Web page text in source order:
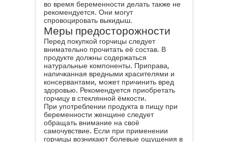
во время беременности делать также не
рекомендуется. Они могут
спровоцировать выкидыш.
Меры предосторожности
Перед покупкой горчицы следует
внимательно прочитать её состав. В
продукте должны содержаться
натуральные компоненты. Приправа,
напичканная вредными красителями и
консервантами, может причинить вред
здоровью. Рекомендуется приобретать
горчицу в стеклянной ёмкости.
При употреблении продукта в пищу при
беременности женщине следует
обращать внимание на своё
самочувствие. Если при применении
горчицы возникают болевые ощущения в